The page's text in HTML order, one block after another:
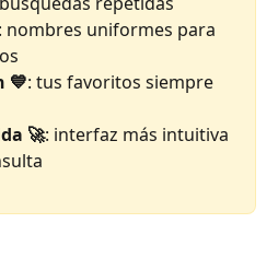
: nombres uniformes para
💙: tus favoritos siempre
🚀: interfaz más intuitiva